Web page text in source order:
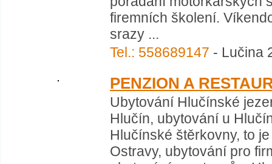
firemních školení.
srazy ...
Tel.: 558689147 - Lučina
PENZION A
Ubytování Hlučínské
Hlučín, ubytování u
Hlučínské štěrkovny, to
Ostravy, ubytování pro